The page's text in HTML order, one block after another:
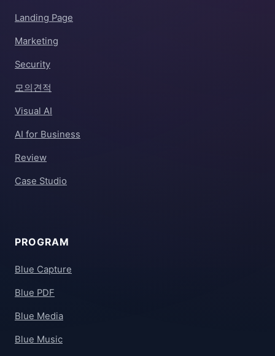
Landing Page
Marketing
Security
모의견적
Visual AI
AI for Business
Review
Case Studio
PROGRAM
Blue Capture
Blue PDF
Blue Media
Blue Music